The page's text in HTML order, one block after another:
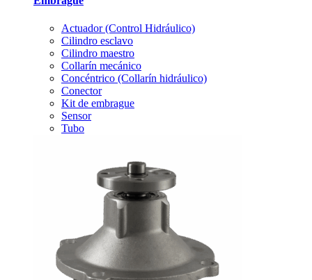
Actuador (Control Hidráulico)
Cilindro esclavo
Cilindro maestro
Collarín mecánico
Concéntrico (Collarín hidráulico)
Conector
Kit de embrague
Sensor
Tubo